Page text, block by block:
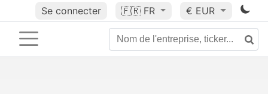
Se connecter 🇫🇷 FR € EUR